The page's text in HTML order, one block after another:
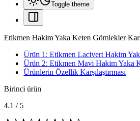
Toggle theme
Etikmen Hakim Yaka Keten Gömlekler
Ürün 1: Etikmen Lacivert Hakim
Ürün 2: Etikmen Mavi Hakim Yaka
Ürünlerin Özellik Karşılaştırması
Birinci ürün
4.1 / 5